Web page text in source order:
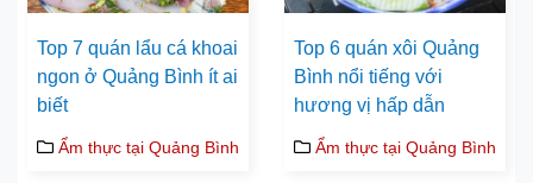
Top 7 quán lẩu cá khoai
ngon ở Quảng Bình ít ai
biết
Ẩm thực tại Quảng Bình
Top 6 quán xôi Quảng
Bình nổi tiếng với
hương vị hấp dẫn
Ẩm thực tại Quảng Bình